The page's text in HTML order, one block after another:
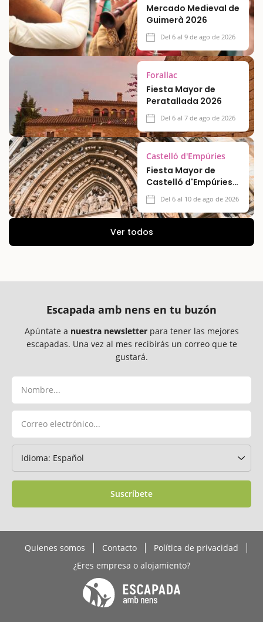
Mercado Medieval de
Guimerà 2026
Del 6 al 9 de ago de 2026
Forallac
Fiesta Mayor de
Peratallada 2026
Del 6 al 7 de ago de 2026
Castelló d'Empúries
Fiesta Mayor de
Castelló d'Empúries
2026Del 6 al 10 de ago de 2026
Ver todos
Escapada amb nens en tu buzón
Apúntate a nuestra newsletterpara tener las mejores
escapadas. Una vez al mes recibirás un correo que te
gustará.
Suscríbete
Quienes somos Contacto
Política de privacidad
¿Eres empresa o alojamiento?